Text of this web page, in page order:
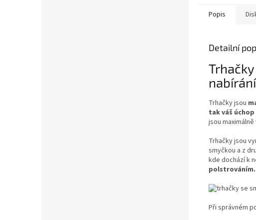
Popis
Detailní
Trhačky jsou
tak váš
jsou
Trhačky jsou
smyčkou a z
kde dochází k
polstrováním.
Při správném